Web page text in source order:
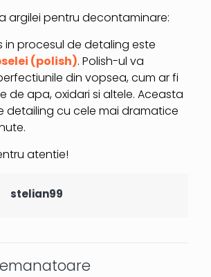
argilei pentru decontaminare:
in procesul de detaling este
(polish). Polish-ul va
din vopsea, cum ar fi
de apa, oxidari si altele. Aceasta
detailing cu cele mai dramatice
atentie!
stelian99